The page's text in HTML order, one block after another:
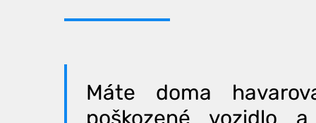
Máte doma